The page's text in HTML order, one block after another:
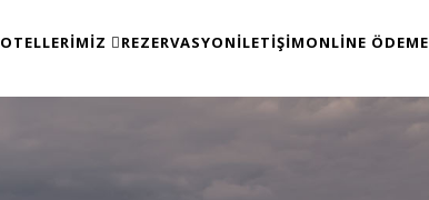
OTELLERIMIZ REZERVASYONİLETIŞIMONLINE ÖDEME